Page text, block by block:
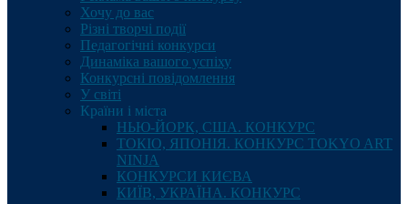
Хочу до вас
Різні творчі події
Педагогічні конкурси
Динаміка вашого успіху
Конкурсні повідомлення
У світі
Країни і міста
НЬЮ-ЙОРК, США. КОНКУРС
ТОКІО, ЯПОНІЯ. КОНКУРС TOKYO ART
NINJA
КОНКУРСИ КИЄВА
КИЇВ, УКРАЇНА. КОНКУРС